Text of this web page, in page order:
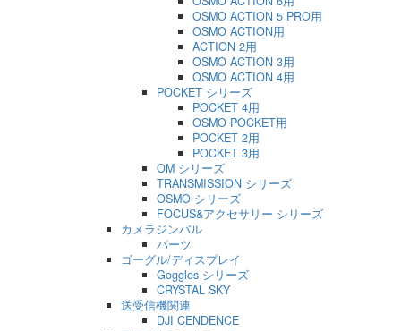
OSMO ACTION 5 PRO用
OSMO ACTION用
ACTION 2用
OSMO ACTION 3用
OSMO ACTION 4用
POCKET シリーズ
POCKET 4用
OSMO POCKET用
POCKET 2用
POCKET 3用
OM シリーズ
TRANSMISSION シリーズ
OSMO シリーズ
FOCUS&アクセサリー シリーズ
カメラジンバル
パーツ
ゴーグル/ディスプレイ
Goggles シリーズ
CRYSTAL SKY
送受信機関連
DJI CENDENCE